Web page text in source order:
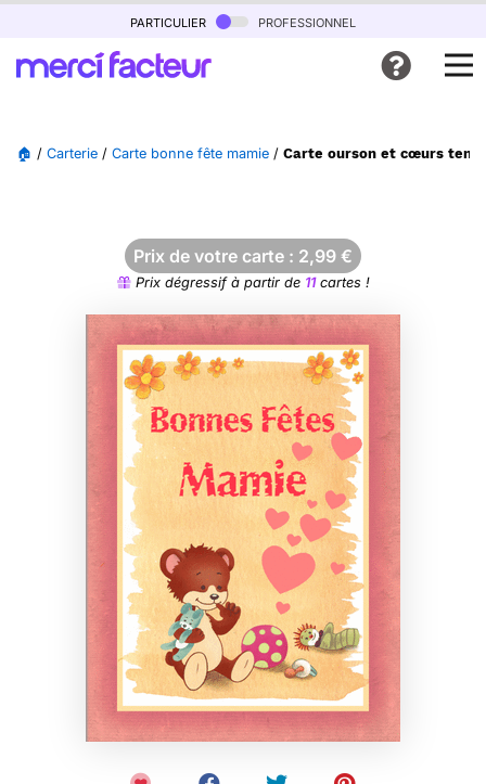
particulier professionnel
🏠 / Carterie / Carte bonne fête mamie / Carte ourson et cœurs
Prix de votre carte : 2,99 €
Prix dégressif à partir de 11cartes !